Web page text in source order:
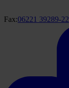
Fax:06221 39289-22